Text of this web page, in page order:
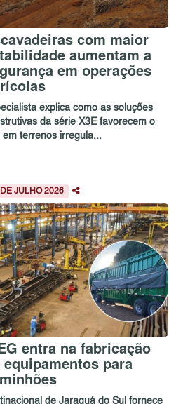
com maior
aumentam a
em operações
explica como as soluções
da série X3E favorecem o
em terrenos irregula...
JULHO 2026
entra na fabricação
equipamentos para
de Jaraguá do Sul fornece